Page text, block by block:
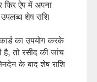
फिर ऐप में अपना
शेष राशि
का उपयोग करके
है, तो रसीद की जांच
के बाद शेष राशि